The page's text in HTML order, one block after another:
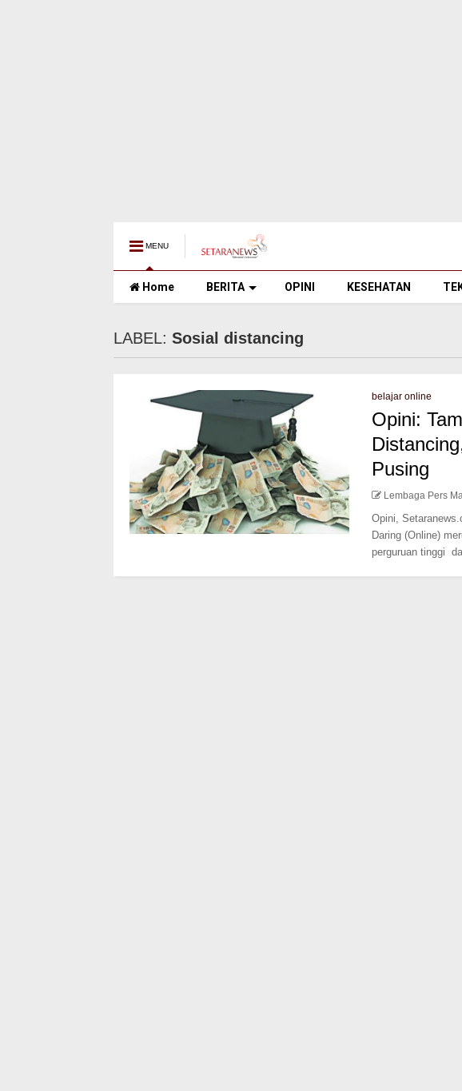
MENU
Home BERITA OPINI KESEHATAN
LABEL: Sosial distancing
belajar online
Opini:
Pusing
Lembaga Pers
Opini,
Daring (Online)
perguruan tinggi